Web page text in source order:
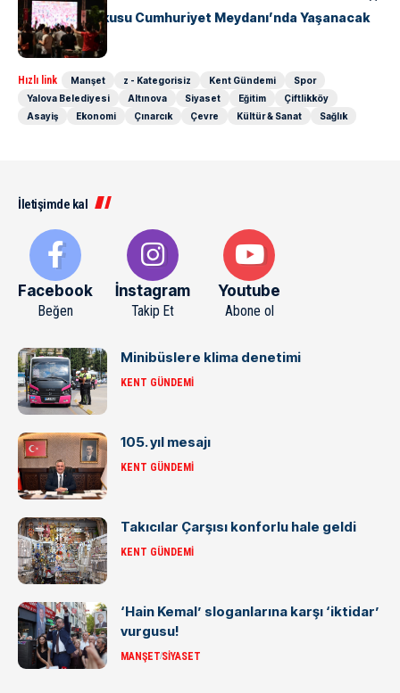
Milli Maç Coşkusu Cumhuriyet Meydanı’nda Yaşanacak
Hızlı link Manşet z - Kategorisiz Kent Gündemi
Spor
Yalova Belediyesi
Altınova Siyaset Eğitim
Çiftlikköy
Asayiş
Ekonomi Çınarcık Çevre Kültür & Sanat Sağlık
İletişimde kal
Facebook
Beğen
İnstagram
Takip Et
Youtube
Abone ol
Minibüslere klima denetimi
KENT GÜNDEMI
105. yıl mesajı
KENT GÜNDEMI
Takıcılar Çarşısı konforlu hale geldi
KENT GÜNDEMI
‘Hain Kemal’ sloganlarına karşı ‘iktidar’
vurgusu!
MANŞETSIYASET